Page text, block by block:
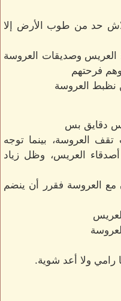
حد من طوب الأرض إلا
وصديقات العروسة
فرحتهم
نظبط العروسة
دقايق بس
العروسة، بينما توجه
العريس، وظل زياد
مع العروسة فقرر أن ينضم
رامي ولا أعد شوية.